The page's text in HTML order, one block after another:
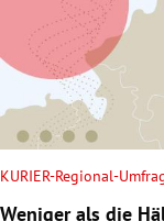
KURIER-Regional-
Weniger als die